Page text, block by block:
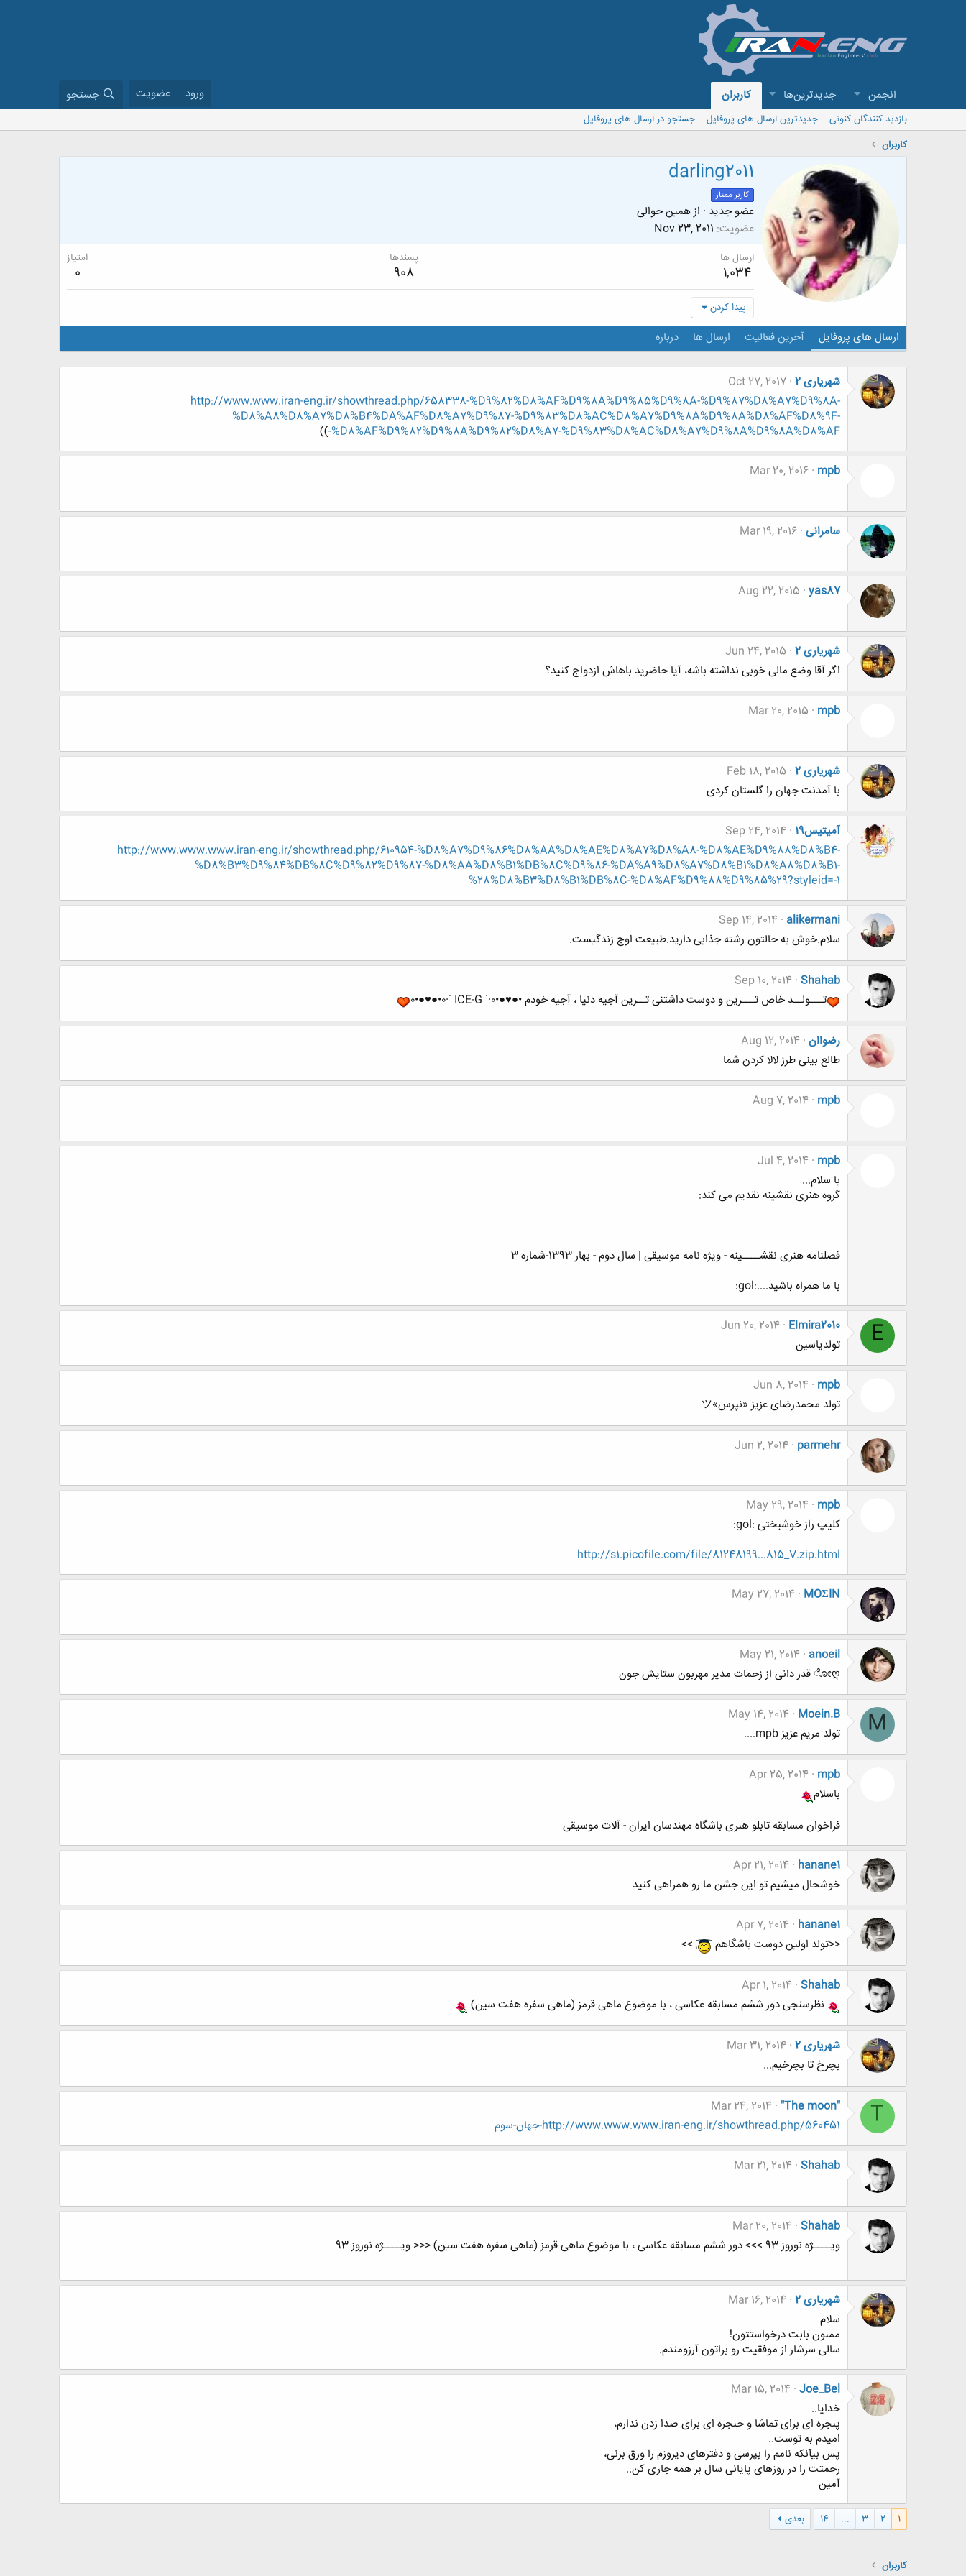
انجمن جدیدترین‌ها کاربران ورود عضویت جستجو
بازدید کنندگان کنونی جدیدترین ارسال های پروفایل
جستجو در ارسال های پروفایل
کاربران
darling2011
کاربر ممتاز
عضو جدید · ازهمین حوالی
عضویت Nov 23, 2011
ارسال ها
1,034
پسندها
908
امتیاز
0
پیدا کردن
ارسال های پروفایل آخرین فعالیت ارسال ها درباره
شهریاری 2
Oct 27, 2017
http://www.www.iran-eng.ir/showthread.php/658338-%D9%82%D8%AF%D9%8A%D9%85%D9%8A-%D9%87%D8%A7%D9%8A-
%D8%A8%D8%A7%D8%B4%DA%AF%D8%A7%D9%87-%D9%83%D8%AC%D8%A7%D9%8A%D9%8A%D8%AF%D8%9F-
%D8%AF%D9%82%D9%8A%D9%82%D8%A7-%D9%83%D8%AC%D8%A7%D9%8A%D9%8A%D8%AF-
))
mpb
Mar 20, 2016
سامرانی Mar 19, 2016
yas87
Aug 22, 2015
شهریاری 2
Jun 24, 2015
اگر آقا وضع مالی خوبی نداشته باشه، آیا حاضرید باهاش ازدواج کنید؟
mpb
Mar 20, 2015
شهریاری 2
Feb 18, 2015
با آمدنت جهان را گلستان کردی
آمیتیس19
Sep 24, 2014
http://www.www.www.iran-eng.ir/showthread.php/610954-%D8%A7%D9%86%D8%AA%D8%AE%D8%A7%D8%A8-%D8%AE%D9%88%D8%B4-
%D8%B3%D9%84%DB%8C%D9%82%D9%87-%D8%AA%D8%B1%DB%8C%D9%86-%DA%A9%D8%A7%D8%B1%D8%A8%D8%B1-
%28%D8%B3%D8%B1%DB%8C-%D8%AF%D9%88%D9%85%29?styleid=-1
alikermani
Sep 14, 2014
سلام.خوش به حالتون رشته جذابی دارید.طبیعت اوج زندگیست.
Shahab
Sep 10, 2014
تـــولــد خاص تـــرین و دوست داشتنی تــرین آجیه دنیا ، آجیه خودم •●♥●•٠·˙ ICE-G ˙·٠•●♥●•٠
رضواان Aug 12, 2014
طالع بینی طرز لالا کردن شما
mpb
Aug 7, 2014
mpb
Jul 4, 2014
با سلام...
گروه هنری نقشینه نقدیم می کند:
فصلنامه هنری نقشــــینه - ویژه نامه موسیقی | سال دوم - بهار 1393-شماره 3
با ما همراه باشید....:gol:
E
Elmira2010
Jun 20, 2014
تولدیاسین
mpb
Jun 8, 2014
تولد محمدرضای عزیز «نپرس»ツ
parmehr
Jun 2, 2014
mpb
May 29, 2014
کلیپ راز خوشبختی :gol:
http://s1.picofile.com/file/81248199...815_V.zip.html
MOΣIN
May 27, 2014
anoeil
May 21, 2014
ೋღ قدر دانی از زحمات مدیر مهربون ستایش جون
M
Moein.B
May 14, 2014
تولد مریم عزیز mpb....
mpb
Apr 25, 2014
باسلام
فراخوان مسابقه تابلو هنری باشگاه مهندسان ایران - آلات موسیقی
hanane1
Apr 21, 2014
خوشحال میشیم تو این جشن ما رو همراهی کنید
hanane1
Apr 7, 2014
<<تولد اولین دوست باشگاهم
>>
Shahab
Apr 1, 2014
نظرسنجی دور ششم مسابقه عکاسی ، با موضوع ماهی قرمز (ماهی سفره هفت سین)
شهریاری 2
Mar 31, 2014
بچرخ تا بچرخیم...
T
"The moon"
Mar 24, 2014
http://www.www.www.iran-eng.ir/showthread.php/560451-جهان-سوم
Shahab
Mar 21, 2014
Shahab
Mar 20, 2014
ویــــژه نوروز 93 >>> دور ششم مسابقه عکاسی ، با موضوع ماهی قرمز (ماهی سفره هفت سین) <<< ویــــژه نوروز 93
شهریاری 2
Mar 16, 2014
سلام
ممنون بابت درخواستتون!
سالی سرشار از موفقیت رو براتون آرزومندم.
Joe_Bel
Mar 15, 2014
خدایا..
پنجره ای برای تماشا و حنجره ای برای صدا زدن ندارم،
امیدم به توست..
پس بیآنکه نامم را بپرسی و دفترهای دیروزم را ورق بزنی،
رحمتت را در روزهای پایانی سال بر همه جاری کن..
آمین
1
2
3
...
14 بعدی
کاربران